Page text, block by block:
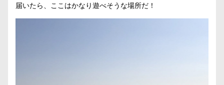
届いたら、ここはかなり遊べそうな場所だ！